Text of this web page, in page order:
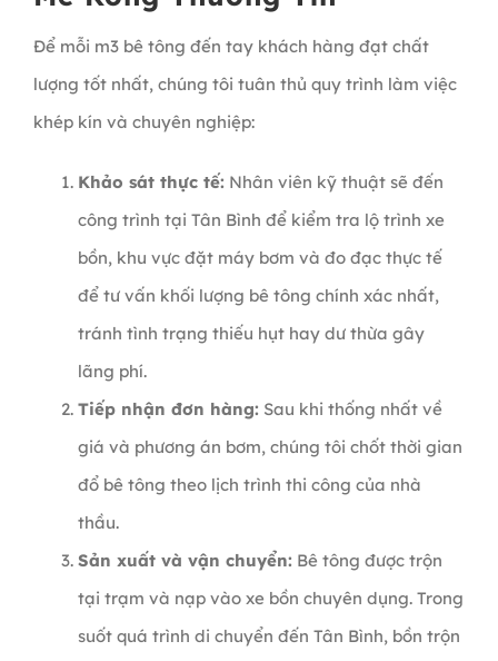
Để mỗi m3 bê tông đến tay khách hàng đạt chất
lượng tốt nhất, chúng tôi tuân thủ quy trình làm việc
khép kín và chuyên nghiệp:
Khảo sát thực tế: Nhân viên kỹ thuật sẽ đến
công trình tại Tân Bình để kiểm tra lộ trình xe
bồn, khu vực đặt máy bơm và đo đạc thực tế
để tư vấn khối lượng bê tông chính xác nhất,
tránh tình trạng thiếu hụt hay dư thừa gây
lãng phí.
Tiếp nhận đơn hàng: Sau khi thống nhất về
giá và phương án bơm, chúng tôi chốt thời gian
đổ bê tông theo lịch trình thi công của nhà
thầu.
Sản xuất và vận chuyển: Bê tông được trộn
tại trạm và nạp vào xe bồn chuyên dụng. Trong
suốt quá trình di chuyển đến Tân Bình, bồn trộn